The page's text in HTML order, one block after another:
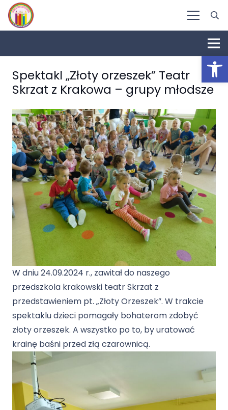
Spektakl „Złoty orzeszek” Teatr
Skrzat z Krakowa – grupy młodsze
W dniu 24.09.2024 r., zawitał do naszego
przedszkola krakowski teatr Skrzat z
przedstawieniem pt. „Złoty Orzeszek”. W trakcie
spektaklu dzieci pomagały bohaterom zdobyć
złoty orzeszek. A wszystko po to, by uratować
krainę baśni przed złą czarownicą.